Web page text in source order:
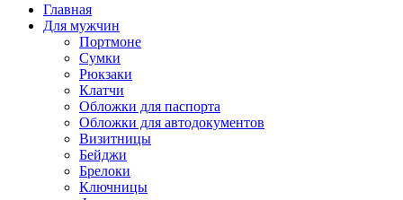
Главная
Для мужчин
Портмоне
Сумки
Рюкзаки
Клатчи
Обложки для паспорта
Обложки для автодокументов
Визитницы
Бейджи
Брелоки
Ключницы